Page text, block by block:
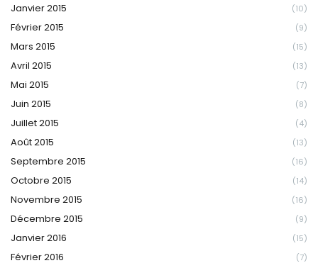
Janvier 2015 (10)
Février 2015 (9)
Mars 2015 (15)
Avril 2015 (13)
Mai 2015 (7)
Juin 2015 (8)
Juillet 2015 (4)
Août 2015 (13)
Septembre 2015 (16)
Octobre 2015 (14)
Novembre 2015 (16)
Décembre 2015 (9)
Janvier 2016 (15)
Février 2016 (7)